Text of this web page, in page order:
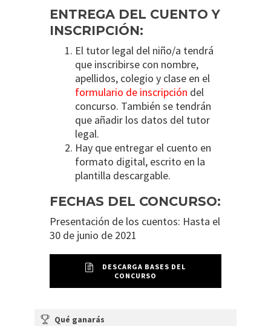
ENTREGA DEL CUENTO Y
INSCRIPCIÓN:
El tutor legal del niño/a tendrá
que inscribirse con nombre,
apellidos, colegio y clase en el
formulario de inscripción del
concurso. También se tendrán
que añadir los datos del tutor
legal.
Hay que entregar el cuento en
formato digital, escrito en la
plantilla descargable.
FECHAS DEL CONCURSO:
Presentación de los cuentos: Hasta el
30 de junio de 2021
DESCARGA BASES DEL
CONCURSO
Qué ganarás